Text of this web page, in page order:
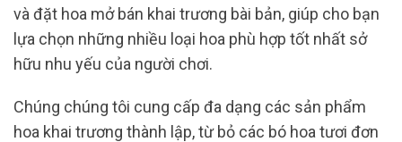
và đặt hoa mở bán khai trương bài bản, giúp cho bạn
lựa chọn những nhiều loại hoa phù hợp tốt nhất sở
hữu nhu yếu của người chơi.
Chúng chúng tôi cung cấp đa dạng các sản phẩm
hoa khai trương thành lập, từ bỏ các bó hoa tươi đơn